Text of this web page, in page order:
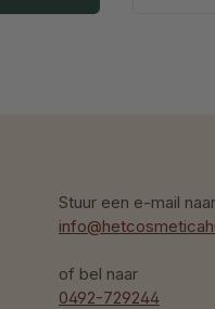
Stuur een e-mail naar
of bel naar
0492-729244